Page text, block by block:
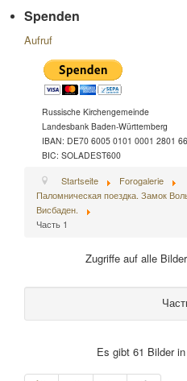
Spenden
Aufruf
Russische Kirchengemeinde
Landesbank Baden-Württemberg
IBAN: DE70 6005 0101 0001 2801 66
BIC: SOLADEST600
Startseite
Forogalerie
Паломническая поездка. Замок
Висбаден.
Часть 1
Zugriffe auf alle
Es gibt 61 Bilder